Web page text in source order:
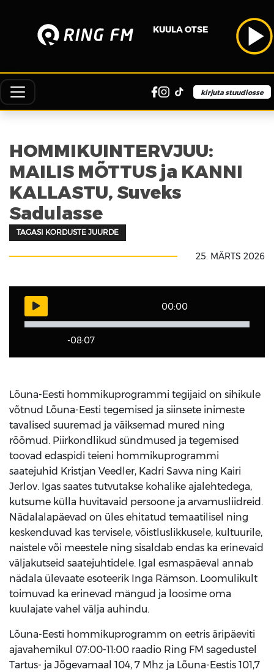
KUULA OTSE
kirjuta stuudiosse
HOMMIKUINTERVJUU:
MAILIS MÕTTUS ja KANNI
KALLASTU, Suveks
Sadulasse
TAGASI KORDUSTE JUURDE
25. MÄRTS 2026
00:00
-08:07
Lõuna-Eesti hommikuprogrammi tegijaid on sihikule
võtnud Lõuna-Eesti tegemised ja siinsete inimeste
tavalised suuremad ja väiksemad mured ning
rõõmud. Piirkondlikud sündmused ja tegemised
toovad edaspidi teieni hommikuprogrammi
saatejuhid Kristjan Veedler, Kadri Savva ning Kairi
Jerlov. Igas saates tutvutakse kohalike ajalehtedega,
kutsume külla huvitavaid persoone ja arvamusliidreid.
Nädalalapäevad on üles ehitatud temaatilisel ning
keskenduvad kas tervisele, võistluslikkusele, kultuurile,
naistele või meestele ning sisaldab endas ka erinevaid
väljakutseid saatejuhtidele. Igal esmaspäeval annab
nädala ülevaate esoteerik Inga Rämson. Loomulikult
toimuvad ka erinevad mängud ja loosime oma
kuulajate vahel välja auhindu.
Lõuna-Eesti hommikuprogramm on eetris äripäeviti
ajavahemikul 07:00-11:00 raadio Ring FM sagedustel
Tartus- ja Jõgevamaal 104, 7 Mhz ja Lõuna-Eestis 101,7